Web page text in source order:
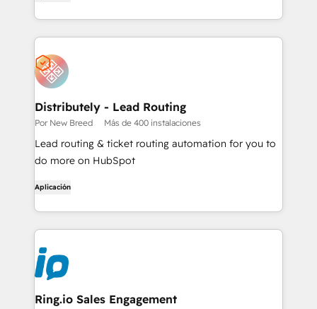
Distributely - Lead Routing
Por New Breed Más de 400 instalaciones
Lead routing & ticket routing automation for you to
do more on HubSpot
Aplicación
Ring.io Sales Engagement